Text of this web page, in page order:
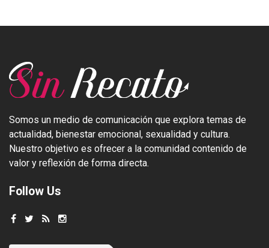
Somos un medio de comunicación que explora temas de
actualidad, bienestar emocional, sexualidad y cultura.
Nuestro objetivo es ofrecer a la comunidad contenido de
valor y reflexión de forma directa.
Follow Us